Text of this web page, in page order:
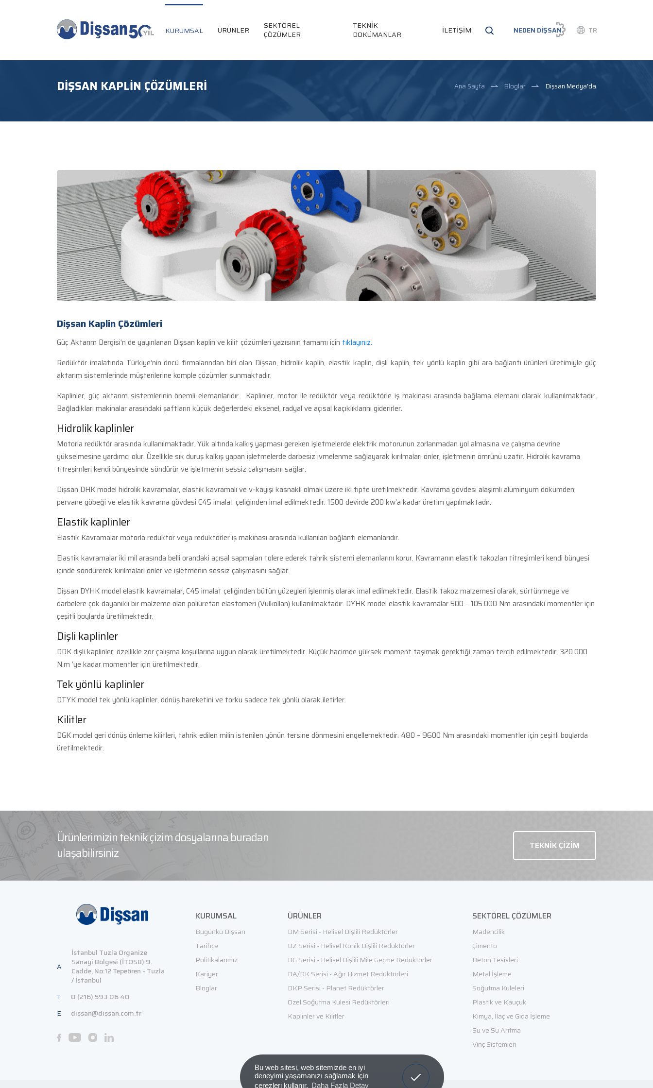
Bu web sitesi, web sitemizde en iyi
deneyimi yaşamanızı sağlamak için
çerezleri kullanır. Daha Fazla Detay
Anladım!
KURUMSAL ÜRÜNLER
SEKTÖREL
ÇÖZÜMLER
TEKNİK
DOKÜMANLAR
İLETİŞİM NEDEN DİŞSAN TR
DIŞSAN KAPLIN ÇÖZÜMLERI Ana Sayfa Bloglar Dişsan Medya'da
Dişsan Kaplin Çözümleri
Güç Aktarım Dergisi'n de yayınlanan Dişsan kaplin ve kilit çözümleri yazısının tamamı için tıklayınız.
Redüktör imalatında Türkiye’nin öncü firmalarından biri olan Dişsan, hidrolik kaplin, elastik kaplin, dişli kaplin, tek yönlü kaplin gibi ara bağlantı ürünleri üretimiyle güç
aktarım sistemlerinde müşterilerine komple çözümler sunmaktadır.
Kaplinler, güç aktarım sistemlerinin önemli elemanlarıdır. Kaplinler, motor ile redüktör veya redüktörle iş makinası arasında bağlama elemanı olarak kullanılmaktadır.
Bağladıkları makinalar arasındaki şaftların küçük değerlerdeki eksenel, radyal ve açısal kaçıklıklarını giderirler.
Hidrolik kaplinler
Motorla redüktör arasında kullanılmaktadır. Yük altında kalkış yapması gereken işletmelerde elektrik motorunun zorlanmadan yol almasına ve çalışma devrine
yükselmesine yardımcı olur. Özellikle sık duruş kalkış yapan işletmelerde darbesiz ivmelenme sağlayarak kırılmaları önler, işletmenin ömrünü uzatır. Hidrolik kavrama
titreşimleri kendi bünyesinde söndürür ve işletmenin sessiz çalışmasını sağlar.
Dişsan DHK model hidrolik kavramalar, elastik kavramalı ve v-kayışı kasnaklı olmak üzere iki tipte üretilmektedir. Kavrama gövdesi alaşımlı alüminyum dökümden;
pervane göbeği ve elastik kavrama gövdesi C45 imalat çeliğinden imal edilmektedir. 1500 devirde 200 kw’a kadar üretim yapılmaktadır.
Elastik kaplinler
Elastik Kavramalar motorla redüktör veya redüktörler iş makinası arasında kullanılan bağlantı elemanlarıdır.
Elastik kavramalar iki mil arasında belli orandaki açısal sapmaları tolere ederek tahrik sistemi elemanlarını korur. Kavramanın elastik takozları titreşimleri kendi bünyesi
içinde söndürerek kırılmaları önler ve işletmenin sessiz çalışmasını sağlar.
Dişsan DYHK model elastik kavramalar, C45 imalat çeliğinden bütün yüzeyleri işlenmiş olarak imal edilmektedir. Elastik takoz malzemesi olarak, sürtünmeye ve
darbelere çok dayanıklı bir malzeme olan poliüretan elastomeri (Vulkollan) kullanılmaktadır. DYHK model elastik kavramalar 500 – 105.000 Nm arasındaki momentler için
çeşitli boylarda üretilmektedir.
Dişli kaplinler
DDK dişli kaplinler, özellikle zor çalışma koşullarına uygun olarak üretilmektedir. Küçük hacimde yüksek moment taşımak gerektiği zaman tercih edilmektedir. 320.000
N.m ‘ye kadar momentler için üretilmektedir.
Tek yönlü kaplinler
DTYK model tek yönlü kaplinler, dönüş hareketini ve torku sadece tek yönlü olarak iletirler.
Kilitler
DGK model geri dönüş önleme kilitleri, tahrik edilen milin istenilen yönün tersine dönmesini engellemektedir. 480 – 9600 Nm arasındaki momentler için çeşitli boylarda
üretilmektedir.
Ürünlerimizin teknik çizim dosyalarına buradan
ulaşabilirsiniz
TEKNİK ÇİZİM
A
İstanbul Tuzla Organize
Sanayi Bölgesi (İTOSB) 9.
Cadde, No:12 Tepeören - Tuzla
/ İstanbul
T
0 (216) 593 06 40
E
dissan@dissan.com.tr
KURUMSAL
Bugünkü Dişsan
Tarihçe
Politikalarımız
Kariyer
Bloglar
ÜRÜNLER
DM Serisi - Helisel Dişlili Redüktörler
DZ Serisi - Helisel Konik Dişlili Redüktörler
DG Serisi - Helisel Dişlili Mile Geçme Redüktörler
DA/DK Serisi - Ağır Hizmet Redüktörleri
DKP Serisi - Planet Redüktörler
Özel Soğutma Kulesi Redüktörleri
Kaplinler ve Kilitler
SEKTÖREL ÇÖZÜMLER
Madencilik
Çimento
Beton Tesisleri
Metal İşleme
Soğutma Kuleleri
Plastik ve Kauçuk
Kimya, İlaç ve Gıda İşleme
Su ve Su Arıtma
Vinç Sistemleri